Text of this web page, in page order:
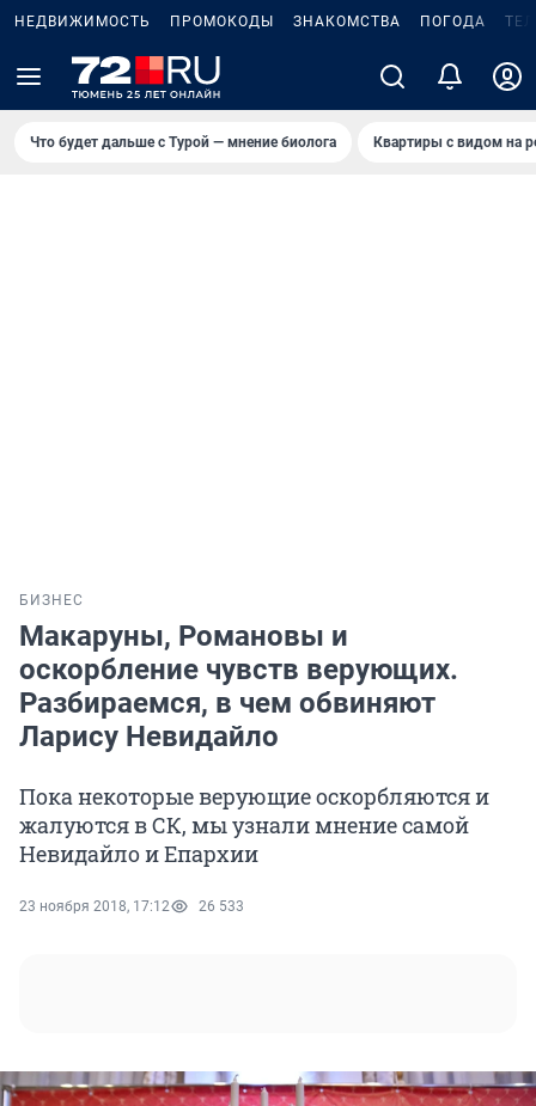
НЕДВИЖИМОСТЬ ПРОМОКОДЫ ЗНАКОМСТВА ПОГОДА
Что будет дальше с Турой — мнение биолога Квартиры с видом на
БИЗНЕС
Макаруны, Романовы и
оскорбление чувств верующих.
Разбираемся, в чем обвиняют
Ларису Невидайло
Пока некоторые верующие оскорбляются и
жалуются в СК, мы узнали мнение самой
Невидайло и Епархии
23 ноября 2018, 17:12 26 533